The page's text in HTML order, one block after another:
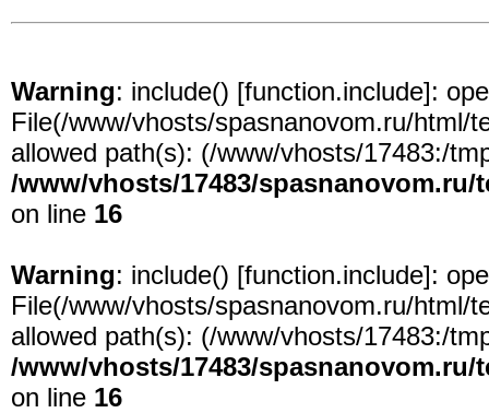
Warning: include() [function.include]:
File(/www/vhosts/spasnanovom.ru/html/
allowed path(s): (/www/vhosts/17483:/
/www/vhosts/17483/
on line 16
Warning: include() [function.include]:
File(/www/vhosts/spasnanovom.ru/html/
allowed path(s): (/www/vhosts/17483:/
/www/vhosts/17483/
on line 16